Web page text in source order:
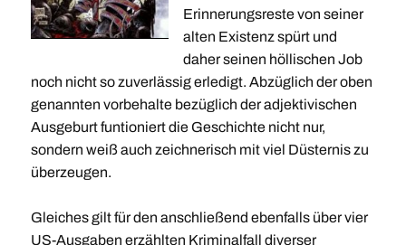
Erinnerungsreste von seiner
alten Existenz spürt und
daher seinen höllischen Job
noch nicht so zuverlässig erledigt. Abzüglich der oben
genannten vorbehalte bezüglich der adjektivischen
Ausgeburt funtioniert die Geschichte nicht nur,
sondern weiß auch zeichnerisch mit viel Düsternis zu
überzeugen.
Gleiches gilt für den anschließend ebenfalls über vier
US-Ausgaben erzählten Kriminalfall diverser